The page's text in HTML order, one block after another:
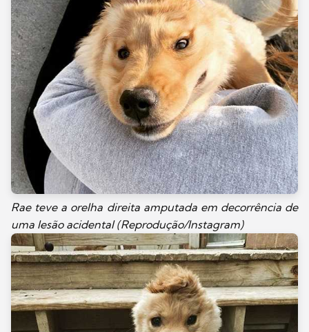
Rae teve a orelha direita amputada em decorrência de
uma lesão acidental (Reprodução/Instagram)